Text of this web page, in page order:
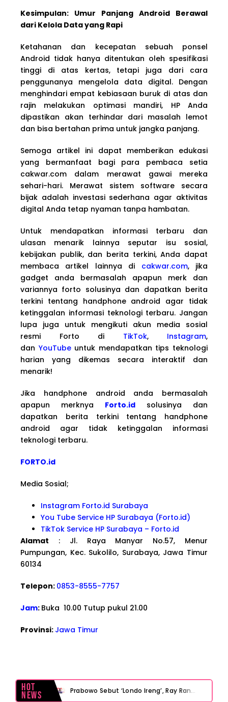
Kesimpulan: Umur Panjang Android Berawal
dari Kelola Data yang Rapi
Ketahanan dan kecepatan sebuah ponsel
Android tidak hanya ditentukan oleh spesifikasi
tinggi di atas kertas, tetapi juga dari cara
penggunanya mengelola data digital. Dengan
menghindari empat kebiasaan buruk di atas dan
rajin melakukan optimasi mandiri, HP Anda
dipastikan akan terhindar dari masalah lemot
dan bisa bertahan prima untuk jangka panjang.
Semoga artikel ini dapat memberikan edukasi
yang bermanfaat bagi para pembaca setia
cakwar.com dalam merawat gawai mereka
sehari-hari. Merawat sistem software secara
bijak adalah investasi sederhana agar aktivitas
digital Anda tetap nyaman tanpa hambatan.
Untuk mendapatkan informasi terbaru dan
ulasan menarik lainnya seputar isu sosial,
kebijakan publik, dan berita terkini, Anda dapat
membaca artikel lainnya di cakwar.com, jika
gadget anda bermasalah apapun merk dan
variannya forto solusinya dan dapatkan berita
terkini tentang handphone android agar tidak
ketinggalan informasi teknologi terbaru. Jangan
lupa juga untuk mengikuti akun media sosial
resmi Forto di TikTok, Instagram,
dan YouTubeuntuk mendapatkan tips teknologi
harian yang dikemas secara interaktif dan
menarik!
Jika handphone android anda bermasalah
apapun merknya Forto.id solusinya dan
dapatkan berita terkini tentang handphone
android agar tidak ketinggalan informasi
teknologi terbaru.
FORTO.id
Media Sosial;
Instagram Forto.id Surabaya
You Tube Service HP Surabaya (Forto.id)
TikTok Service HP Surabaya – Forto.id
Alamat : Jl. Raya Manyar No.57, Menur
Pumpungan, Kec. Sukolilo, Surabaya, Jawa Timur
60134
Telepon: 0853-8555-7757
Jam: Buka 10.00 Tutup pukul 21.00
Provinsi: Jawa Timur
Hot
News Prabowo Sebut ‘Londo Ireng’, Ray Rangkuti Desak DPR Bersikap, Ini Ulasan Politiknya